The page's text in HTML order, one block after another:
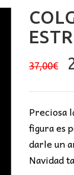
37,00€
Preciosa
figura es
darle un
Navidad